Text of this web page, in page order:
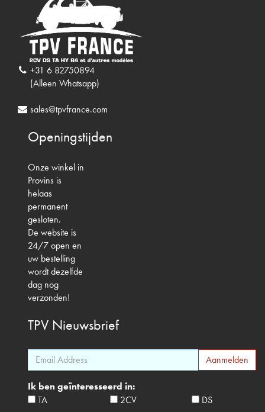
+31 6 82750894
(Alleen Whatsapp)
sales@tpvfrance.com
Openingstijden
Onze winkel in
Provins is
helaas
permanent
gesloten.
De website is
24/7 open en
uw bestelling
wordt dezelfde
dag nog
verzonden!
TPV Nieuwsbrief
Ik ben geïnteresseerd in:
TA
2CV
DS